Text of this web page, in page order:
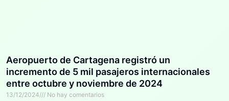
Aeropuerto de Cartagena registró un
incremento de 5 mil pasajeros internacionales
entre octubre y noviembre de 2024
13/12/2024 No hay comentarios